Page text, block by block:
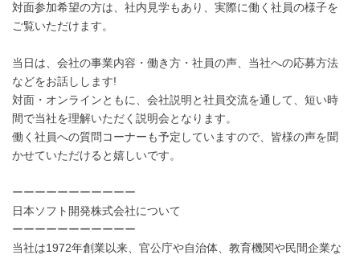
対面参加希望の方は、社内見学もあり、実際に働く社員の様子を
ご覧いただけます。
当日は、会社の事業内容・働き方・社員の声、当社への応募方法
などをお話しします!
対面・オンラインともに、会社説明と社員交流を通して、短い時
間で当社を理解いただく説明会となります。
働く社員への質問コーナーも予定していますので、皆様の声を聞
かせていただけると嬉しいです。
ーーーーーーーーーーー
日本ソフト開発株式会社について
ーーーーーーーーーーー
当社は1972年創業以来、官公庁や自治体、教育機関や民間企業な